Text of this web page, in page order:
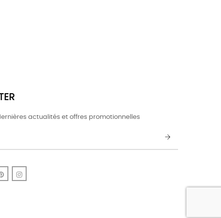
actualités et offres promotionnelles
Pinterest